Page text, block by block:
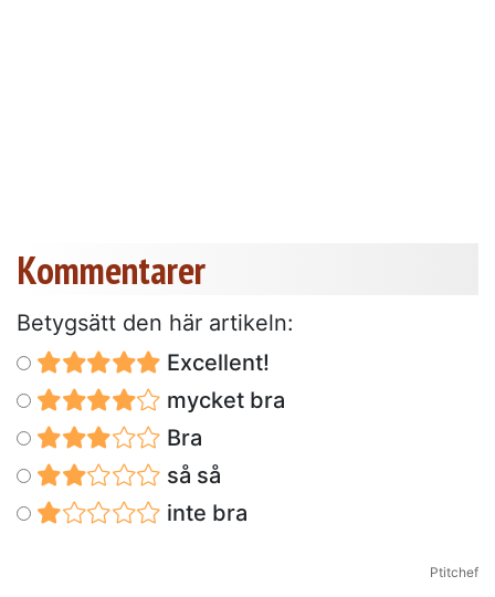
Kommentarer
Betygsätt den här artikeln:
Excellent!
mycket bra
Bra
så så
inte bra
Ptitchef